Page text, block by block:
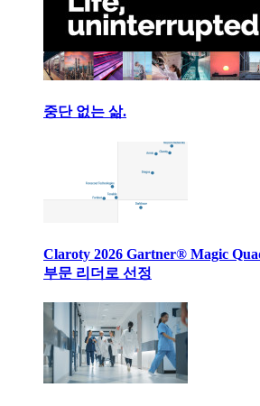
중단 없는 삶.
Claroty 2026 Gartner® Magic
부문 리더로 선정